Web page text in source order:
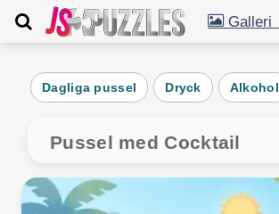
Galleri
Dagliga pussel Dryck Alkohol
Pussel med Cocktail